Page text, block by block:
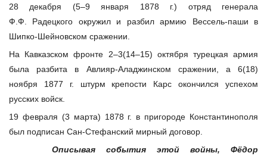
28 декабря (5–9 января 1878 г.) отряд генерала
Ф.Ф. Радецкого окружил и разбил армию Вессель-паши в
Шипко-Шейновском сражении.
На Кавказском фронте 2–3(14–15) октября турецкая армия
была разбита в Авлияр-Аладжинском сражении, а 6(18)
ноября 1877 г. штурм крепости Карс окончился успехом
русских войск.
19 февраля (3 марта) 1878 г. в пригороде Константинополя
был подписан Сан-Стефанский мирный договор.
Описывая события этой войны, Фёдор